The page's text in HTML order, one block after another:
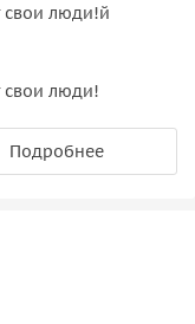
свои люди!й
свои люди!
Подробнее